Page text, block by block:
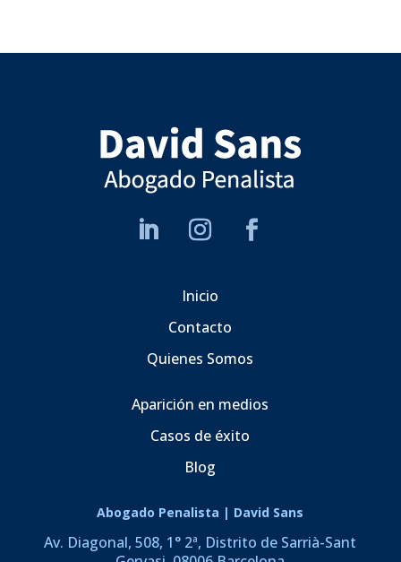
Inicio
Contacto
Quienes Somos
Aparición en medios
Casos de éxito
Blog
Abogado Penalista | David Sans
Av. Diagonal, 508, 1° 2ª, Distrito de Sarrià-Sant